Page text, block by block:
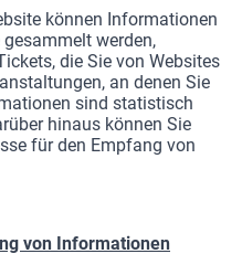
können Informationen
werden,
die Sie von Websites
an denen Sie
sind statistisch
hinaus können Sie
für den Empfang von
von Informationen